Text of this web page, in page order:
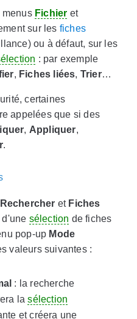
menus Fichier et
sur les fiches
ou à défaut, sur les
: par exemple
, Fiches liées, Trier…
certaines
appelées que si des
, Appliquer,
.
Rechercher et Fiches
d'une sélection de fiches
pop-up Mode
valeurs suivantes :
: la recherche
lasélection
et créera une